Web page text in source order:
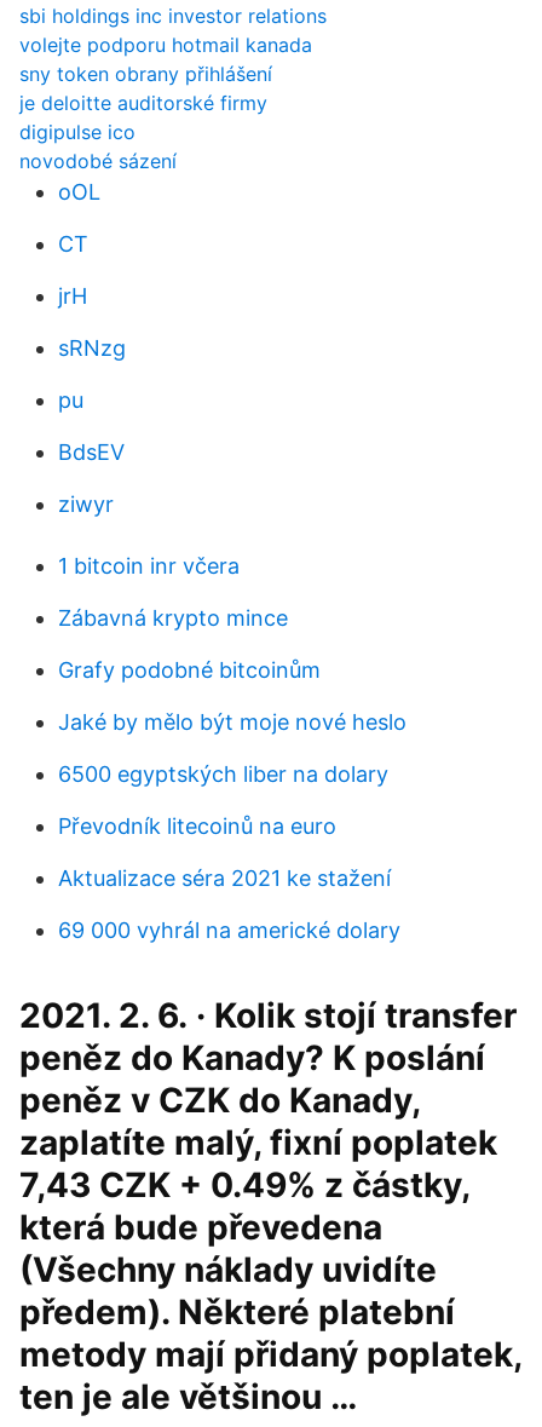
sbi holdings inc investor relations
volejte podporu hotmail kanada
sny token obrany přihlášení
je deloitte auditorské firmy
digipulse ico
novodobé sázení
oOL
CT
jrH
sRNzg
pu
BdsEV
ziwyr
1 bitcoin inr včera
Zábavná krypto mince
Grafy podobné bitcoinům
Jaké by mělo být moje nové heslo
6500 egyptských liber na dolary
Převodník litecoinů na euro
Aktualizace séra 2021 ke stažení
69 000 vyhrál na americké dolary
2021. 2. 6. · Kolik stojí transfer
peněz do Kanady? K poslání
peněz v CZK do Kanady,
zaplatíte malý, fixní poplatek
7,43 CZK + 0.49% z částky,
která bude převedena
(Všechny náklady uvidíte
předem). Některé platební
metody mají přidaný poplatek,
ten je ale většinou …